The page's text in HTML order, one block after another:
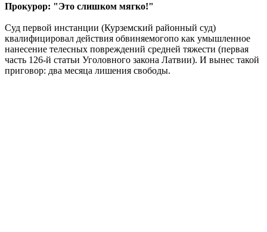
Прокурор: "Это слишком мягко!"
Суд первой инстанции (Курземский районный суд)
квалифицировал действия обвиняемогопо как умышленное
нанесение телесных повреждений средней тяжести (первая
часть 126-й статьи Уголовного закона Латвии). И вынес такой
приговор: два месяца лишения свободы.